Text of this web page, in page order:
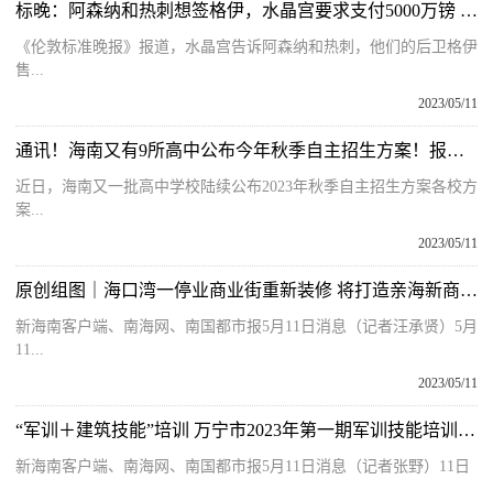
标晚：阿森纳和热刺想签格伊，水晶宫要求支付5000万镑 当前快报
《伦敦标准晚报》报道，水晶宫告诉阿森纳和热刺，他们的后卫格伊
售...
2023/05/11
通讯！海南又有9所高中公布今年秋季自主招生方案！报考要求、时间
近日，海南又一批高中学校陆续公布2023年秋季自主招生方案各校方
案...
2023/05/11
原创组图｜海口湾一停业商业街重新装修 将打造亲海新商业生态|焦点观察
新海南客户端、南海网、南国都市报5月11日消息（记者汪承贤）5月
11...
2023/05/11
“军训＋建筑技能”培训 万宁市2023年第一期军训技能培训开班
新海南客户端、南海网、南国都市报5月11日消息（记者张野）11日